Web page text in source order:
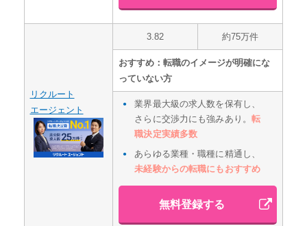
リクルート
エージェント
3.82 約75万件
おすすめ：転職のイメージが明確にな
っていない方
業界最大級の求人数を保有し、
さらに交渉力にも強みあり。 転
職決定実績多数
あらゆる業種・職種に精通し、
未経験からの転職にもおすすめ
無料登録する